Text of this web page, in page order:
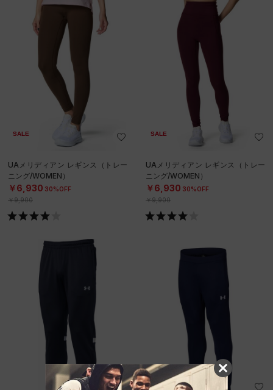
SALE
UAメリディアン レギンス（トレー
ニング/WOMEN）
￥6,930 30%OFF
￥9,900
SALE
UAメリディアン レギンス（トレー
ニング/WOMEN）
￥6,930 30%OFF
￥9,900